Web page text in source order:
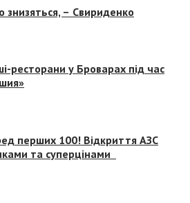
знизяться, – Свириденко
ресторани у Броварах під час
перших 100! Відкриття АЗС
та суперцінами